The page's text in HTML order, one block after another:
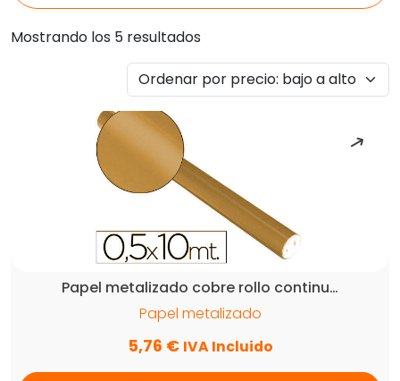
Mostrando los 5 resultados
por
precio:
bajo
Papel metalizado cobre rollo continu…
Papel metalizado
5,76 € IVA Incluido